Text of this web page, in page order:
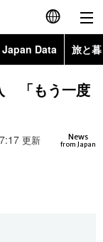
English
简体字
Japan Data 旅と
Topics
「もう一度
News
from Japan
更新